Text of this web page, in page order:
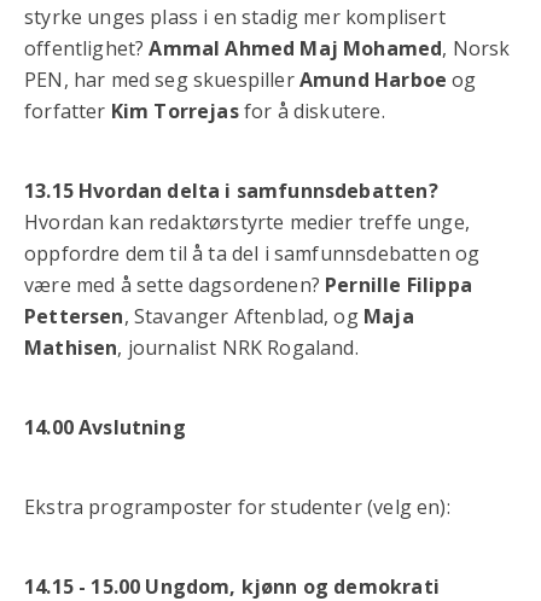
styrke unges plass i en stadig mer komplisert
offentlighet?Ammal Ahmed Maj Mohamed, Norsk
PEN, har med seg skuespillerAmund Harboe og
forfatter Kim Torrejasfor å diskutere.
13.15 Hvordan delta i samfunnsdebatten?
Hvordan kan redaktørstyrte medier treffe unge,
oppfordre dem til å ta del i samfunnsdebatten og
være med å sette dagsordenen? Pernille Filippa
Pettersen, Stavanger Aftenblad, og Maja
Mathisen, journalist NRK Rogaland.
14.00 Avslutning
Ekstra programposter for studenter (velg en):
14.15 - 15.00 Ungdom, kjønn og demokrati